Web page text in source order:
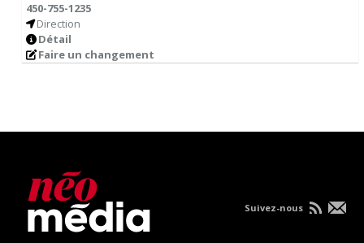
450-755-1235
Direction
Détail
Faire un changement
Suivez-nous